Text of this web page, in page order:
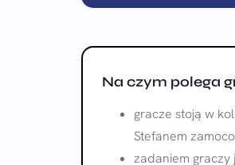
Na czym polega
gracze stoją w
Stefanem
zadaniem graczy